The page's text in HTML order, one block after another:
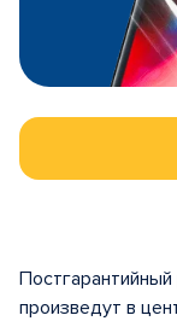
произведут в